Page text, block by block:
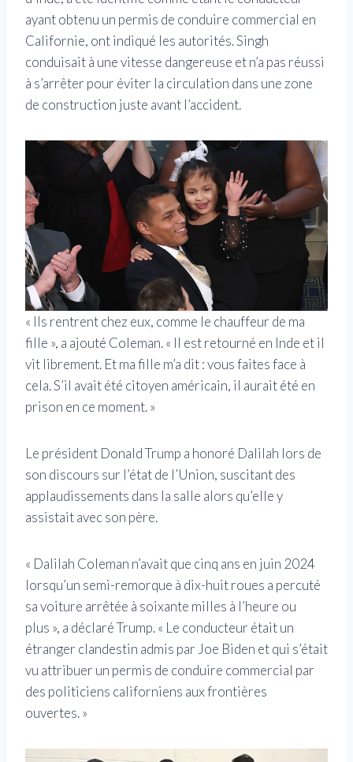
ayant obtenu un permis de conduire commercial en
Californie, ont indiqué les autorités. Singh
conduisait à une vitesse dangereuse et n’a pas réussi
à s’arrêter pour éviter la circulation dans une zone
de construction juste avant l’accident.
« Ils rentrent chez eux, comme le chauffeur de ma
fille », a ajouté Coleman. « Il est retourné en Inde et il
vit librement. Et ma fille m’a dit : vous faites face à
cela. S’il avait été citoyen américain, il aurait été en
prison en ce moment. »
Le président Donald Trump a honoré Dalilah lors de
son discours sur l’état de l’Union, suscitant des
applaudissements dans la salle alors qu’elle y
assistait avec son père.
« Dalilah Coleman n’avait que cinq ans en juin 2024
lorsqu’un semi-remorque à dix-huit roues a percuté
sa voiture arrêtée à soixante milles à l’heure ou
plus », a déclaré Trump. « Le conducteur était un
étranger clandestin admis par Joe Biden et qui s’était
vu attribuer un permis de conduire commercial par
des politiciens californiens aux frontières
ouvertes. »